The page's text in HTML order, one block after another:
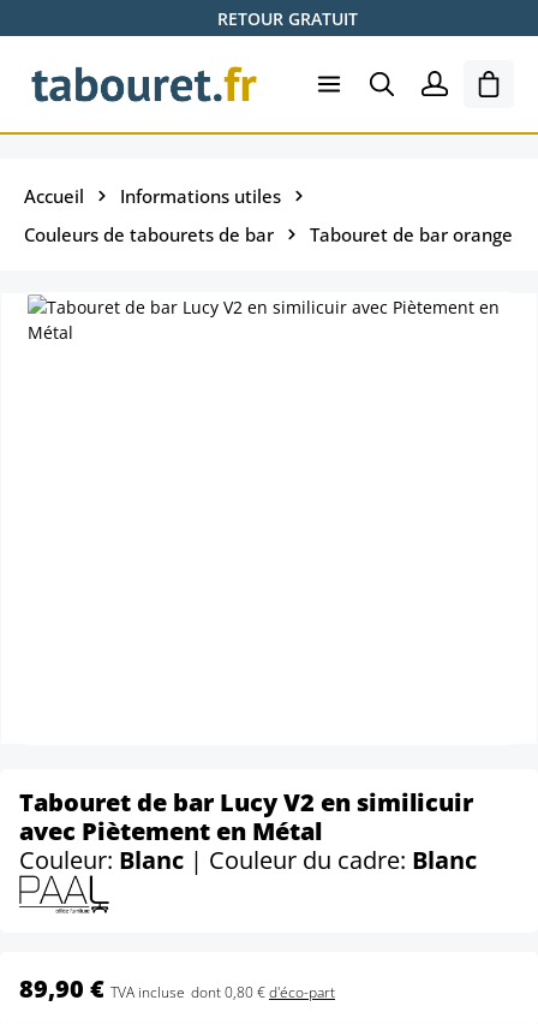
Passer au contenu principalRETOUR GRATUIT
Le
Accueil
Informations utiles
Couleurs de tabourets de bar
Tabouret de bar orange
Tabouret de bar Lucy V2 en similicuir
avec Piètement en Métal
Couleur: Blanc | Couleur du cadre: Blanc
89,90 € TVA incluse dont 0,80 €d'éco-part